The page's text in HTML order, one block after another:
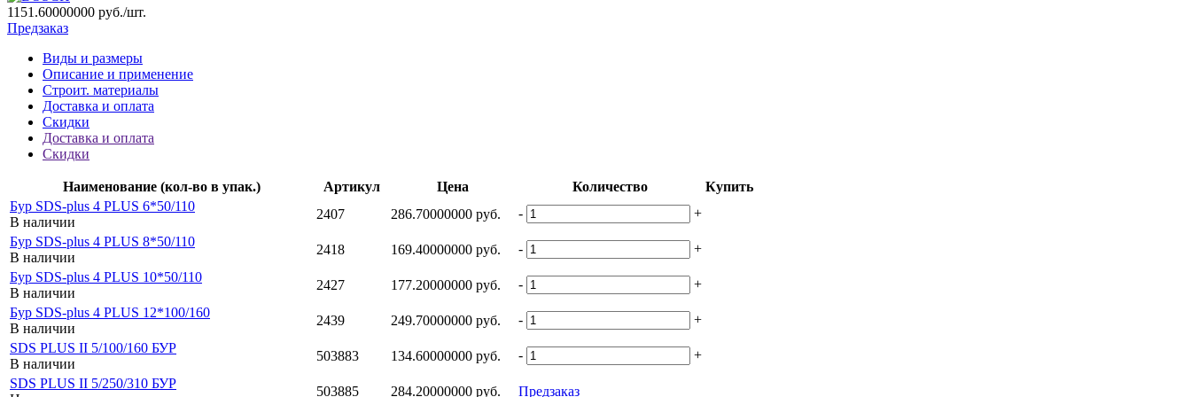
1151.60000000 руб./шт.
Предзаказ
Виды и размеры
Описание и применение
Строит. материалы
Доставка и оплата
Скидки
Доставка и оплата
Скидки
Наименование (кол-во в упак.) Артикул Цена Количество
Купить
Бур SDS-plus 4 PLUS 6*50/110
В наличии
2407 286.70000000 руб. -
+
Бур SDS-plus 4 PLUS 8*50/110
В наличии
2418 169.40000000 руб. -
+
Бур SDS-plus 4 PLUS 10*50/110
В наличии
2427 177.20000000 руб. -
+
Бур SDS-plus 4 PLUS 12*100/160
В наличии
2439 249.70000000 руб. -
+
SDS PLUS II 5/100/160 БУР
В наличии
503883 134.60000000 руб. -
+
SDS PLUS II 5/250/310 БУР
503885 284.20000000 руб. Предзаказ